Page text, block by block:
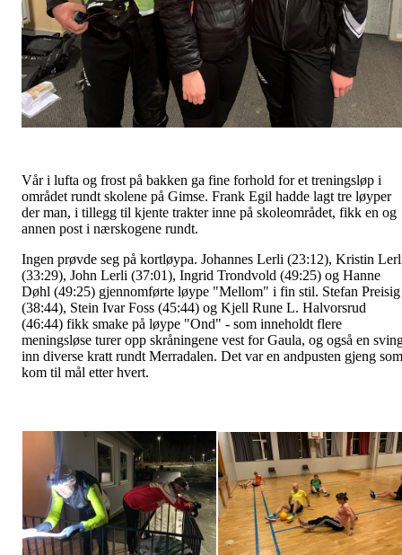
Vår i lufta og frost på bakken ga fine forhold for et treningsløp i
området rundt skolene på Gimse. Frank Egil hadde lagt tre løyper
der man, i tillegg til kjente trakter inne på skoleområdet, fikk en og
annen post i nærskogene rundt.
Ingen prøvde seg på kortløypa. Johannes Lerli (23:12), Kristin
(33:29), John Lerli (37:01), Ingrid Trondvold (49:25) og Hanne
Døhl (49:25) gjennomførte løype "Mellom" i fin stil. Stefan Preisig
(38:44), Stein Ivar Foss (45:44) og Kjell Rune L. Halvorsrud
(46:44) fikk smake på løype "Ond" - som inneholdt flere
meningsløse turer opp skråningene vest for Gaula, og også en
inn diverse kratt rundt Merradalen. Det var en andpusten gjeng som
kom til mål etter hvert.